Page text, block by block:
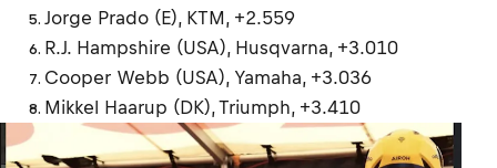
Jorge Prado (E), KTM, +2.559
R.J. Hampshire (USA), Husqvarna, +3.010
Cooper Webb (USA), Yamaha, +3.036
Mikkel Haarup (DK), Triumph, +3.410